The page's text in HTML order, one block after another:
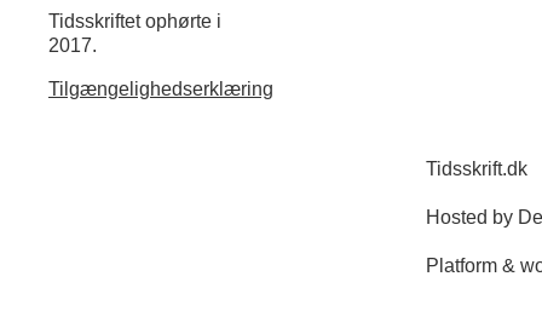
Tidsskriftet ophørte i
2017.
Tilgængelighedserklæring